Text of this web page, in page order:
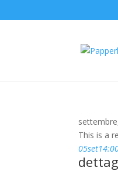
This is a
05set